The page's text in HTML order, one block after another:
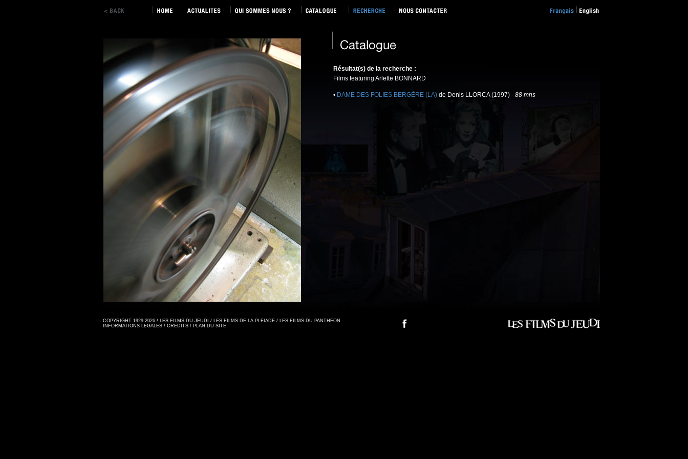
Résultat(s) de la recherche :
Films featuring Arlette BONNARD
• DAME DES FOLIES BERGÈRE (LA) de Denis LLORCA (1997) - 88 mns
COPYRIGHT 1929-2026 / LES FILMS DU JEUDI / LES FILMS DE LA PLEIADE / LES FILMS DU PANTHEON
INFORMATIONS LEGALES / CREDITS / PLAN DU SITE